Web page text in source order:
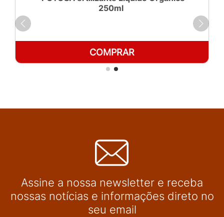
250ml
COMPRAR
Assine a nossa newsletter e receba
nossas notícias e informações direto no
seu email